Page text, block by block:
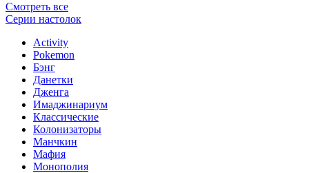
Смотреть все
Серии настолок
Activity
Pokemon
Бэнг
Данетки
Дженга
Имаджинариум
Классические
Колонизаторы
Манчкин
Мафия
Монополия